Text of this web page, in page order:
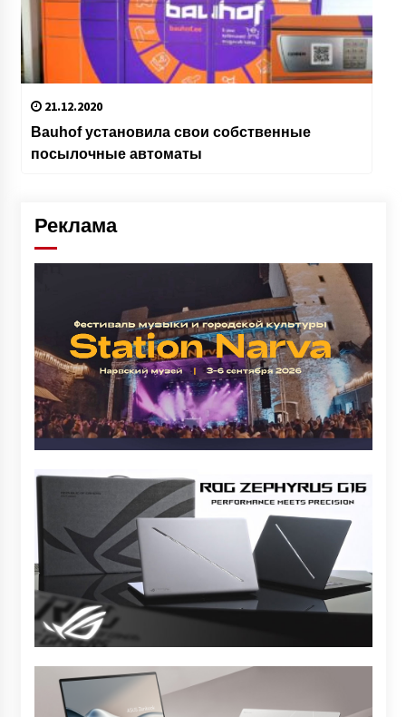
21.12.2020
Bauhof установила свои собственные
посылочные автоматы
Реклама